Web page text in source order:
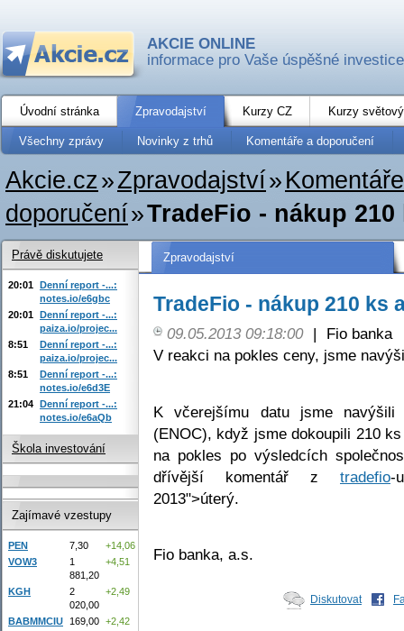
AKCIE ONLINE
informace pro Vaše úspěšné investice
Úvodní stránka Zpravodajství Kurzy CZ Kurzy
Všechny zprávy Novinky z trhů Komentáře a doporučení
Akcie.cz»Zpravodajství»
doporučení»TradeFio - nákup
Zpravodajství
TradeFio - nákup 210 ks
09.05.2013 09:18:00 |
Fio banka
V reakci na pokles ceny, jsme
K včerejšímu datu jsme
(ENOC), když jsme dokoupili 210
na pokles po výsledcích
dřívější komentář z tradefio-
2013">úterý.
Fio banka, a.s.
Diskutovat
Právě diskutujete
20:01 Denní report -...:
notes.io/e6gbc
20:01 Denní report -...:
paiza.io/projec...
8:51
Denní report -...:
paiza.io/projec...
8:51
Denní report -...:
notes.io/e6d3E
21:04 Denní report -...:
notes.io/e6aQb
Škola investování
Zajímavé vzestupy
PEN 7,30
+14,06
VOW3
1
881,20
+4,51
KGH
2
020,00
+2,49
BABMMCIU 169,00 +2,42